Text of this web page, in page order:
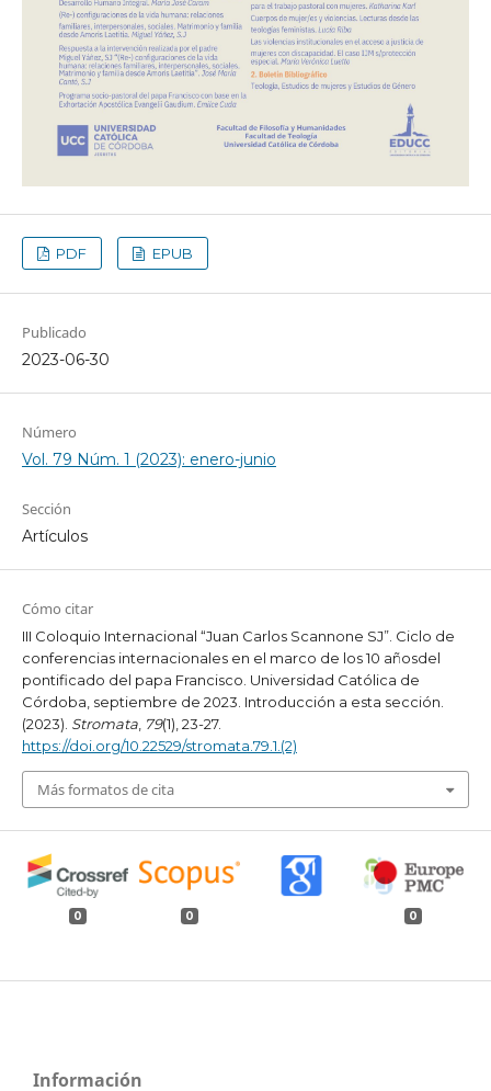
PDF EPUB
Publicado
2023-06-30
Número
Vol. 79 Núm. 1 (2023): enero-junio
Sección
Artículos
Cómo citar
III Coloquio Internacional “Juan Carlos Scannone SJ”. Ciclo de
conferencias internacionales en el marco de los 10 añosdel
pontificado del papa Francisco. Universidad Católica de
Córdoba, septiembre de 2023. Introducción a esta sección.
(2023). Stromata, 79(1), 23-27.
https://doi.org/10.22529/stromata.79.1.(2)
Más formatos de cita
0 0 0
Información